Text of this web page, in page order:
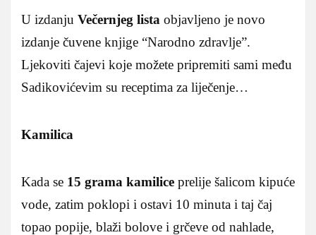
U izdanju Večernjeg lista objavljeno je novo
izdanje čuvene knjige “Narodno zdravlje”.
Ljekoviti čajevi koje možete pripremiti sami među
Sadikovićevim su receptima za liječenje…
Kamilica
Kada se 15 grama kamilice prelije šalicom kipuće
vode, zatim poklopi i ostavi 10 minuta i taj čaj
topao popije, blaži bolove i grčeve od nahlade,